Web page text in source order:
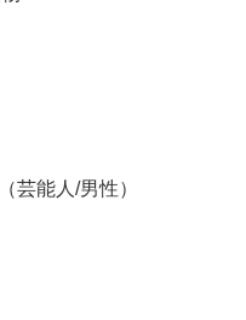
芸能人/男性）